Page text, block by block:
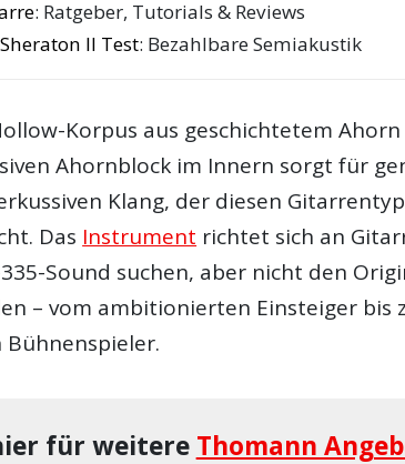
: Ratgeber, Tutorials & Reviews
II Test: Bezahlbare Semiakustik
Korpus aus geschichtetem
Ahornblock im Innern sorgt für
Klang, der diesen
Das Instrument richtet sich an
Sound suchen, aber nicht den
– vom ambitionierten Einsteiger bis
für weitere Thomann